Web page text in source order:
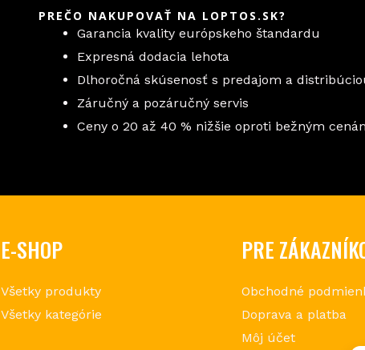
PREČO NAKUPOVAŤ NA LOPTOS.SK?
Garancia kvality európskeho štandardu
Expresná dodacia lehota
Dlhoročná skúsenosť s predajom a
Záručný a pozáručný servis
Ceny o 20 až 40 % nižšie oproti bežným
E-SHOP
Všetky produkty
Všetky kategórie
PRE
Obchodné
Doprava a platba
Môj účet